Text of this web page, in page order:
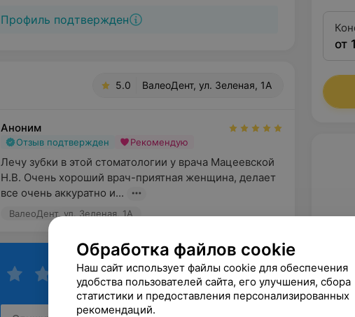
Профиль подтвержден
5.0 ВалеоДент, ул. Зеленая, 1А
Аноним
Отзыв подтвержден Рекомендую
Лечу зубки в этой стоматологии у врача Мацеевской
Н.В. Очень хороший врач-приятная женщина, делает
все очень аккуратно и...
ВалеоДент, ул. Зеленая, 1А
от
Обработка файлов cookie
Наш сайт использует файлы cookie для обеспечения
удобства пользователей сайта, его улучшения, сбора
статистики и предоставления персонализированных
рекомендаций.